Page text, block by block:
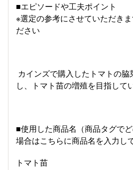
■エピソードや工夫ポイント
※選定の参考にさせていただき
ださい
カインズで購入したトマトの
し、トマト苗の増殖を目指して
■使用した商品名（商品タグで
場合はこちらに商品名を入力し
トマト苗